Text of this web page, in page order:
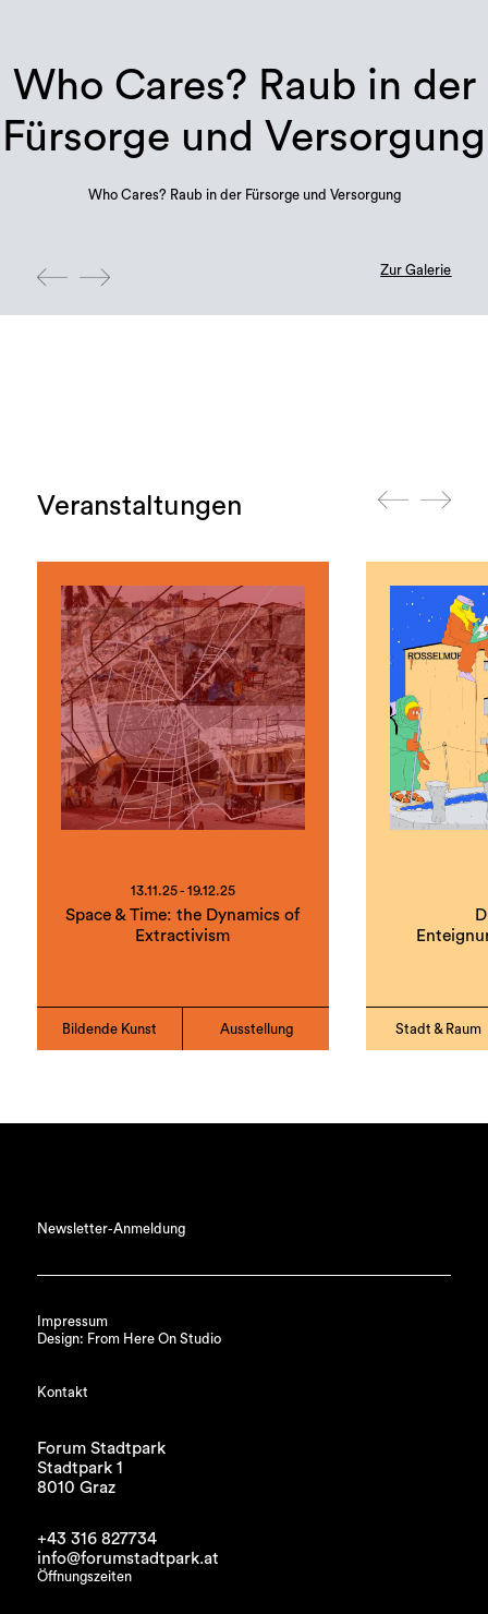
Who Cares? Raub in der
Fürsorge und Versorgung
Who Cares? Raub in der Fürsorge und Versorgung
Zur Galerie
Veranstaltungen
13.11.25 - 19.12.25
Space & Time: the Dynamics of
Extractivism
Bildende Kunst Ausstellung Stadt & Raum
Newsletter-Anmeldung
Impressum
Design: From Here On Studio
Kontakt
Forum Stadtpark
Stadtpark 1
8010 Graz
+43 316 827734
info@forumstadtpark.at
Öffnungszeiten